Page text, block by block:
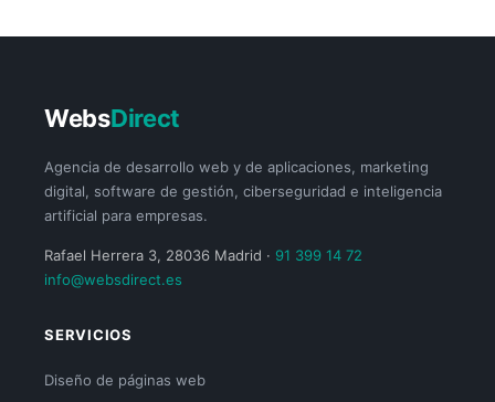
WebsDirect
Agencia de desarrollo web y de aplicaciones, marketing
digital, software de gestión, ciberseguridad e inteligencia
artificial para empresas.
Rafael Herrera 3, 28036 Madrid · 91 399 14 72
info@websdirect.es
SERVICIOS
Diseño de páginas web